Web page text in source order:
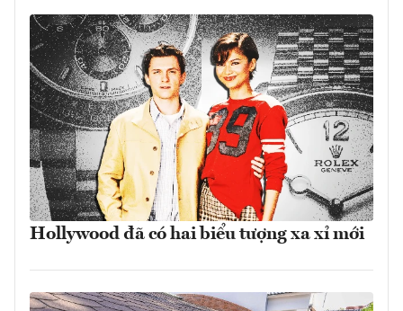
Hollywood đã có hai biểu tượng xa xỉ mới